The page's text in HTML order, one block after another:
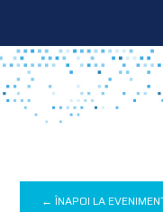
← ÎNAPOI LA